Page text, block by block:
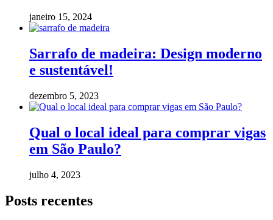
janeiro 15, 2024
Sarrafo de madeira: Design moderno
e sustentável!
dezembro 5, 2023
Qual o local ideal para comprar vigas
em São Paulo?
julho 4, 2023
Posts recentes